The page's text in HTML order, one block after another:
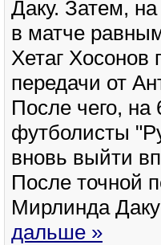
Даку. Затем,
в матче
Хетаг Хосонов
передачи от
После чего, на
футболисты
вновь выйти
После точной
Мирлинда
дальше »